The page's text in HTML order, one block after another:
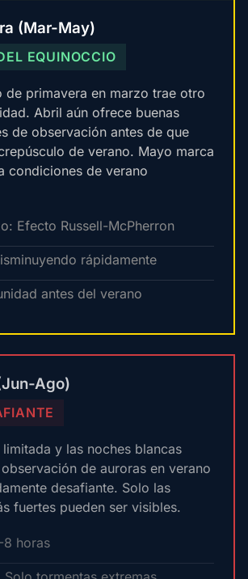
(Mar-May)
EQUINOCCIO
de primavera en marzo trae otro
Abril aún ofrece buenas
de observación antes de que
de verano. Mayo marca
condiciones de verano
Efecto Russell-McPherron
rápidamente
antes del verano
Ago)
y las noches blancas
de auroras en verano
desafiante. Solo las
fuertes pueden ser visibles.
8 horas